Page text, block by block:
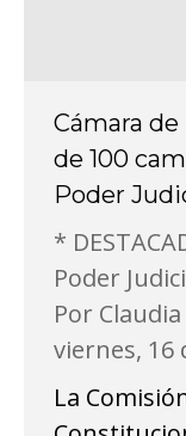
Cámara
de 100
Poder
*
Poder
Por
viernes, 16
La